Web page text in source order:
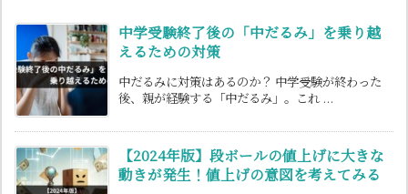
中学受験終了後の「中だるみ」を乗り越
えるための対策
中だるみに対策はあるのか？ 中学受験が終わった
後、親が経験する「中だるみ」。これ ...
【2024年版】段ボールの値上げに大きな
動きが発生！値上げの意図を考えてみる